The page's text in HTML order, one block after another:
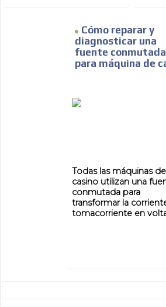
Cómo reparar y
diagnosticar una
fuente conmutada
para máquina de
Todas las máquinas de
casino utilizan una
conmutada para
transformar la
tomacorriente en